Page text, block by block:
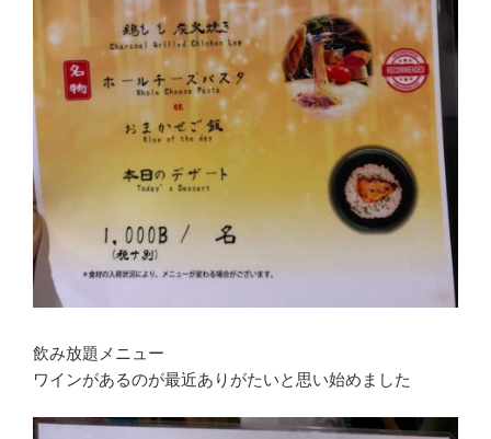
飲み放題メニュー
ワインがあるのが最近ありがたいと思い始めました